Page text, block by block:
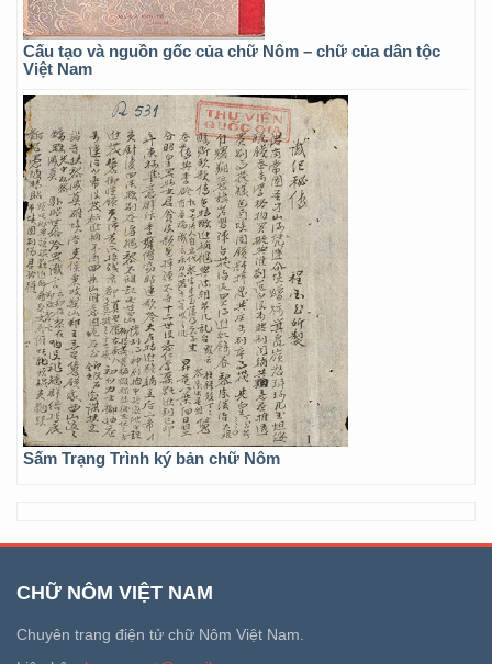
Cấu tạo và nguồn gốc của chữ Nôm – chữ của dân tộc
Việt Nam
Sấm Trạng Trình ký bản chữ Nôm
CHỮ NÔM VIỆT NAM
Chuyên trang điện tử chữ Nôm Việt Nam.